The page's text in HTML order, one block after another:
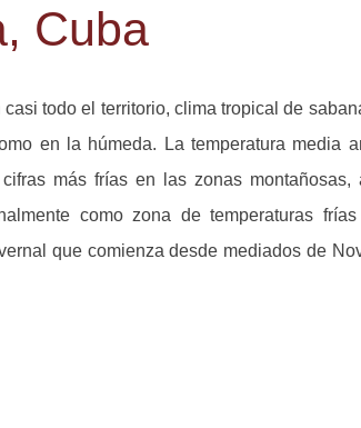
Cuba
todo el territorio, clima tropical de
en la húmeda. La temperatura media
más frías en las zonas montañosas,
como zona de temperaturas
que comienza desde mediados de